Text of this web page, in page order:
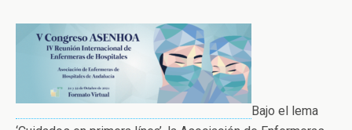
Bajo el lema